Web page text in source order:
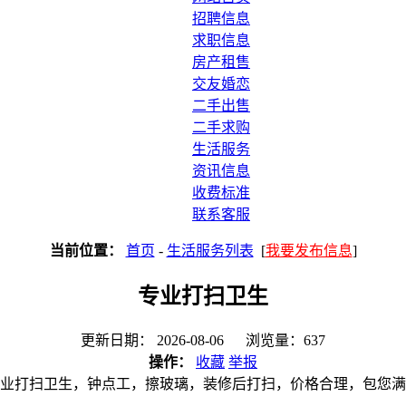
招聘信息
求职信息
房产租售
交友婚恋
二手出售
二手求购
生活服务
资讯信息
收费标准
联系客服
当前位置： 首页 - 生活服务列表 [我要发布信息]
专业打扫卫生
更新日期： 2026-08-06 浏览量：637
操作：
收藏 举报
打扫卫生，钟点工，擦玻璃，装修后打扫，价格合理，包您